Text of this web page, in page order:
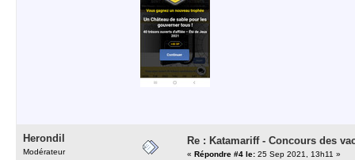
Herondil
Modérateur
Re : Katamariff - Concours des
« Répondre #4 le: 25 Sep 2021, 13h11 »